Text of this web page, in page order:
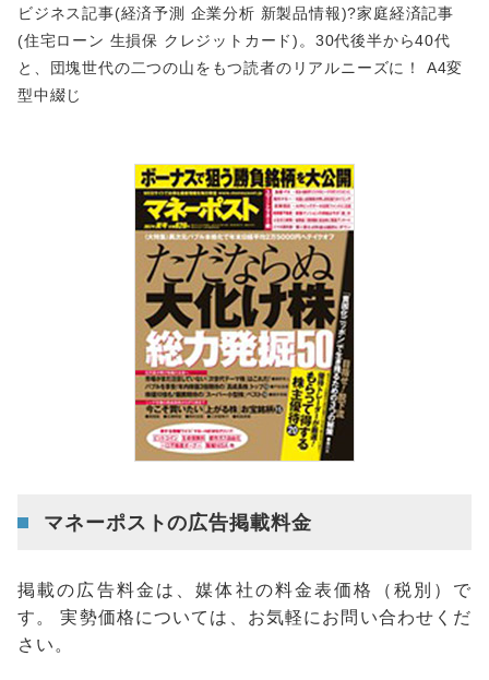
ビジネス記事(経済予測 企業分析 新製品情報)?家庭経済記事
(住宅ローン 生損保 クレジットカード)。30代後半から40代
と、団塊世代の二つの山をもつ読者のリアルニーズに！ A4変
型中綴じ
マネーポストの広告掲載料金
掲載の広告料金は、媒体社の料金表価格（税別）で
す。 実勢価格については、お気軽にお問い合わせくだ
さい。